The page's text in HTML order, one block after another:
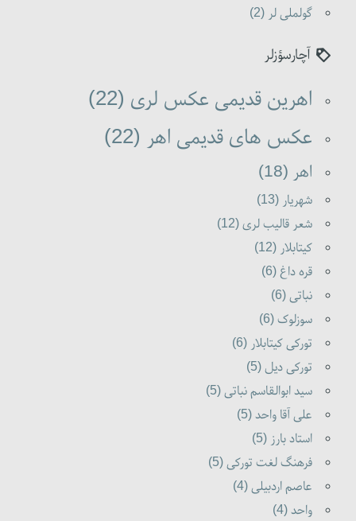
گولملی لر (2)
آچارسؤزلر
اهرین قدیمی عکس لری (22)
عکس های قدیمی اهر (22)
اهر (18)
شهریار (13)
شعر قالیب لری (12)
کیتابلار (12)
قره داغ (6)
نباتی (6)
سوزلوک (6)
تورکی کیتابلار (6)
تورکی دیل (5)
سید ابوالقاسم نباتی (5)
علی آقا واحد (5)
استاد بارز (5)
فرهنگ لغت تورکی (5)
عاصم اردبیلی (4)
واحد (4)